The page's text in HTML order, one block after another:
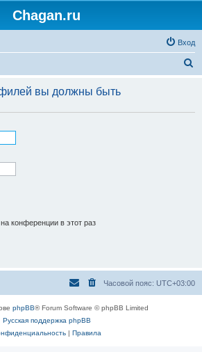
Chagan.ru
Вход
с
вы должны быть
конференции в этот раз
Часовой пояс: UTC+03:00
phpBB® Forum Software © phpBB Limited
Русская поддержка phpBB
| Правила